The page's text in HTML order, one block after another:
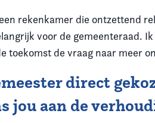
rekenkamer die ontzettend
voor de gemeenteraad.
toekomst de vraag naar meer
direct
jou aan de